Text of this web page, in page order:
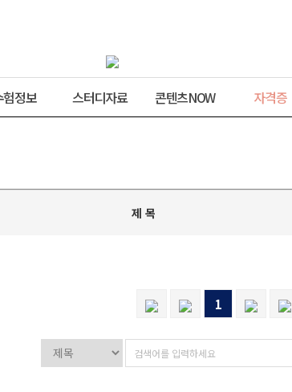
험정보 스터디자료 콘텐츠NOW 자격증
제 목
1